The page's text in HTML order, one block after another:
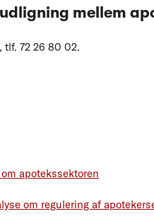
mellem
tlf. 72 26 80 02.
apotekssektoren
om regulering af